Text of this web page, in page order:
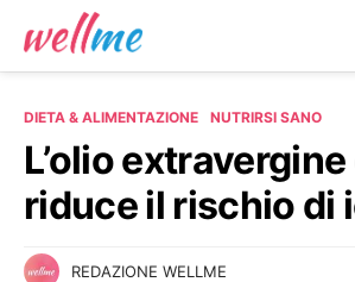
DIETA & ALIMENTAZIONE NUTRIRSI SANO
L’olio extravergine
riduce il rischio di
REDAZIONE WELLME